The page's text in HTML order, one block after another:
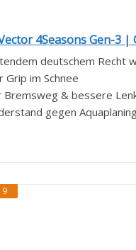
4Seasons Gen-3
deutschem Recht
Grip im Schnee
Bremsweg & bessere
gegen
9